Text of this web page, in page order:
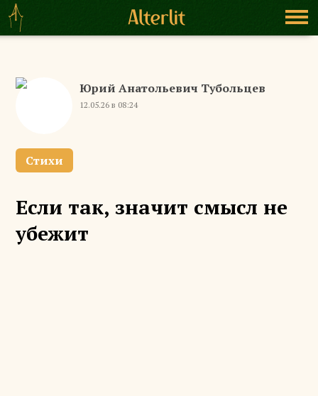
Юрий Анатольевич Тубольцев
12.05.26 в 08:24
Стихи
Если так, значит смысл не
убежит